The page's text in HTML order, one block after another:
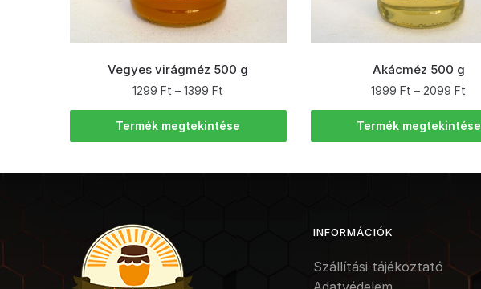
Vegyes virágméz 500 g
1299 Ft –1399 Ft
Termék megtekintése
Akácméz 500 g
1999 Ft –2099 Ft
Termék megtekintése
INFORMÁCIÓK
Szállítási tájékoztató